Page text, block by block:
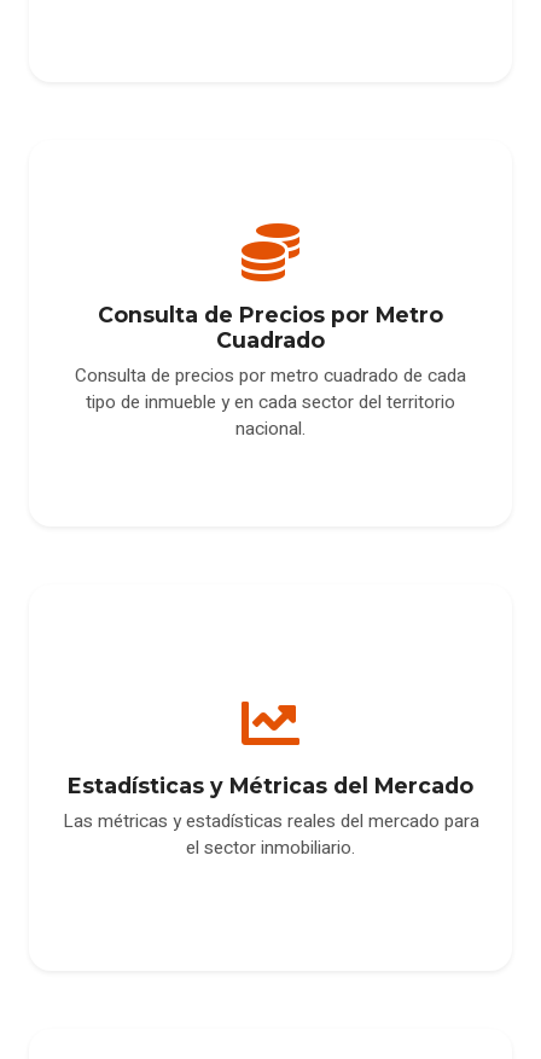
Consulta de Precios por Metro
Cuadrado
Consulta de precios por metro cuadrado de cada
tipo de inmueble y en cada sector del territorio
nacional.
Estadísticas y Métricas del Mercado
Las métricas y estadísticas reales del mercado para
el sector inmobiliario.